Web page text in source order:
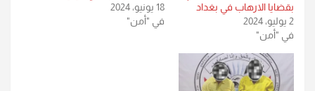
بقضايا الارهاب في بغداد
2 يوليو، 2024
في "أمن"
18 يونيو، 2024
في "أمن"